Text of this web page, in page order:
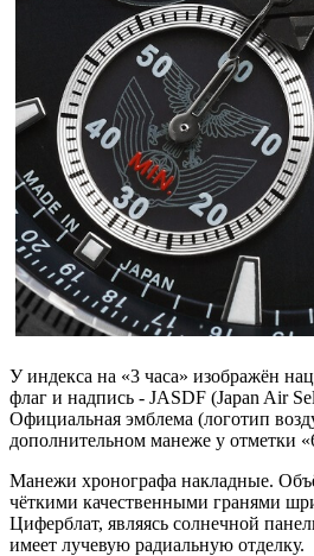
У индекса на «3 часа» изображён
флаг и надпись - JASDF (Japan Air
Официальная эмблема (логотип
дополнительном манеже у отметки
Манежи хронографа накладные.
чёткими качественными гранями
Циферблат, являясь солнечной
имеет лучевую радиальную отделку.